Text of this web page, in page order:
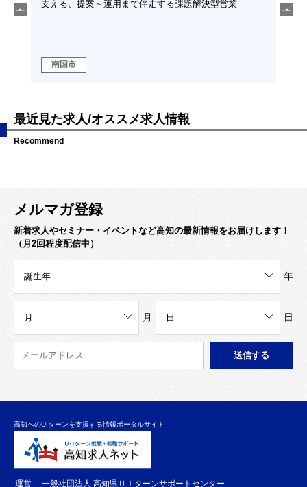
解決型営業
最近見た求人/オススメ求人情報
Recommend
メルマガ登録
新着求人やセミナー・イベントなど高知の最新情報をお届けします！
（月2回程度配信中）
年
月 日
高知へのUIターンを支援する情報ポータルサイト
運営 一般社団法人 高知県ＵＩターンサポートセンター